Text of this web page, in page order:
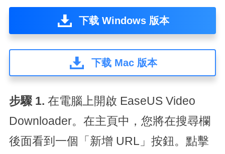
下载 Windows 版本
下载 Mac 版本
步驟 1. 在電腦上開啟 EaseUS Video
Downloader。在主頁中，您將在搜尋欄
後面看到一個「新增 URL」按鈕。點擊